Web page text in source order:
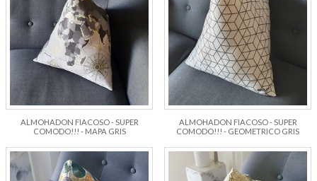
ALMOHADON FIACOSO - SUPER
COMODO!!! - MAPA GRIS
ALMOHADON FIACOSO - SUPER
COMODO!!! - GEOMETRICO GRIS